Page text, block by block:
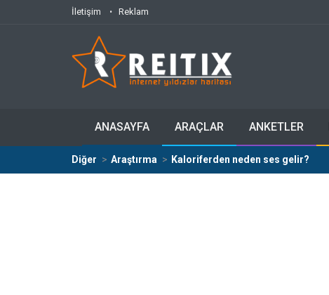
İletişim Reklam
ANASAYFA ARAÇLAR ANKETLER
Diğer Araştırma Kaloriferden neden ses gelir?